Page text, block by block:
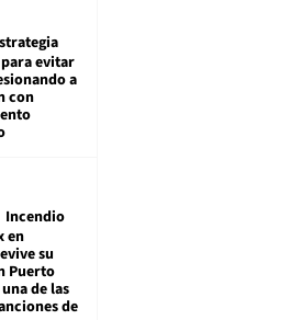
evitar
a
con
Incendio
en
su
Puerto
de las
de